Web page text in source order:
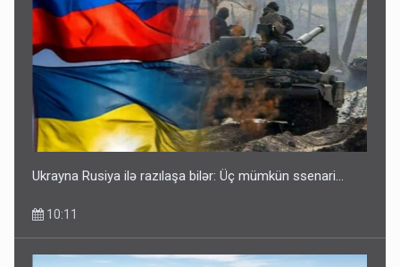
Ukrayna Rusiya ilə razılaşa bilər: Üç mümkün ssenari...
10:11